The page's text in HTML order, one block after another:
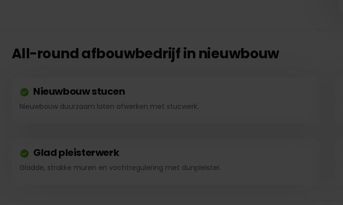
All-round afbouwbedrijf in nieuwbouw
Nieuwbouw stucen
Nieuwbouw duurzaam laten afwerken met stucwerk.
Glad pleisterwerk
Gladde, strakke muren en vochtregulering met dunpleister.